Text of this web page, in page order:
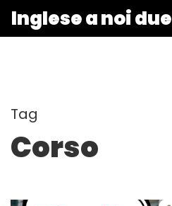
Inglese a noi due
Tag
Corso